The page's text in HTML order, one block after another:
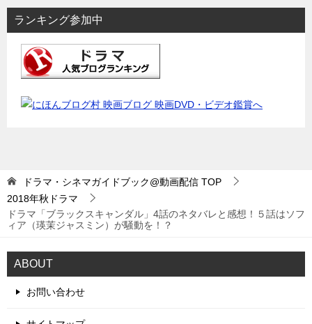
ランキング参加中
ドラマ・シネマガイドブック@動画配信 TOP
2018年秋ドラマ
ドラマ「ブラックスキャンダル」4話のネタバレと感想！５話はソフ
ィア（瑛茉ジャスミン）が騒動を！？
ABOUT
お問い合わせ